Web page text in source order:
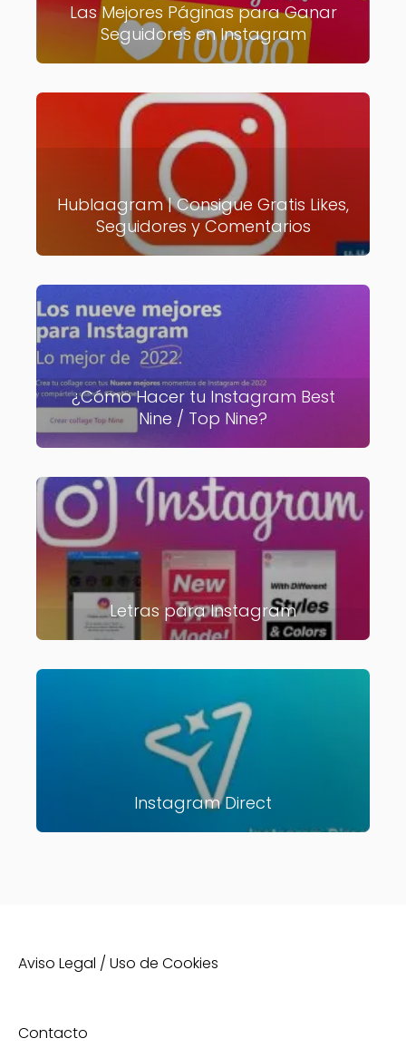
Las Mejores Páginas para Ganar
Seguidores en Instagram
Hublaagram | Consigue Gratis Likes,
Seguidores y Comentarios
¿Cómo Hacer tu Instagram Best
Nine / Top Nine?
Letras para Instagram
Instagram Direct
Aviso Legal / Uso de Cookies
Contacto